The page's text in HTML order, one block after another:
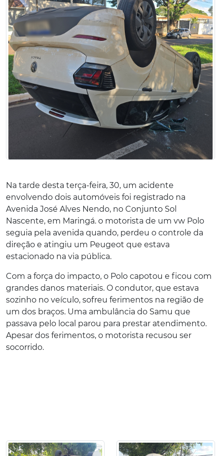
Na tarde desta terça-feira, 30, um acidente
envolvendo dois automóveis foi registrado na
Avenida José Alves Nendo, no Conjunto Sol
Nascente, em Maringá. o motorista de um vw Polo
seguia pela avenida quando, perdeu o controle da
direção e atingiu um Peugeot que estava
estacionado na via pública.
Com a força do impacto, o Polo capotou e ficou com
grandes danos materiais. O condutor, que estava
sozinho no veículo, sofreu ferimentos na região de
um dos braços. Uma ambulância do Samu que
passava pelo local parou para prestar atendimento.
Apesar dos ferimentos, o motorista recusou ser
socorrido.